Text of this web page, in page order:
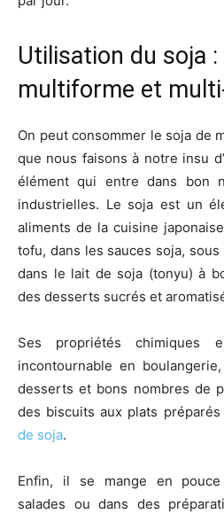
Utilisation du soja
multiforme et
On peut consommer le soja de
que nous faisons à notre insu
élément qui entre dans bon
industrielles. Le soja est un
aliments de la cuisine
tofu, dans les sauces soja,
dans le lait de soja (tonyu) à
des desserts sucrés et
Ses propriétés chimiques
incontournable en
desserts et bons nombres de
des biscuits aux plats
de soja.
Enfin, il se mange en
salades ou dans des